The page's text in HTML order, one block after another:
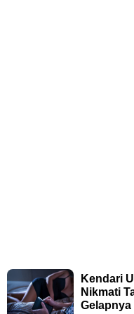
Kendari
Nikmati
Gelapnya